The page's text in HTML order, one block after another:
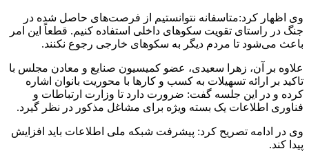
وی اظهار کرد:متاسفانه نتوانستیم از فرصت‌های حاصل شده در
جنگ در راستای تقویت سکوهای داخلی استفاده کنیم. قطعاً این امر
باعث می‌شود تا مردم دیگر به سکوهای خارجی رجوع نکنند.
علاوه بر آن، زهرا سعیدی، عضو کمیسیون صنایع و معادن مجلس با
تاکید بر ارائه تسهیلات به کسب و کارها با محوریت بانوان اشاره
کرده و در این جلسه گفت: ضرورت دارد تا وزارت ارتباطات و
فناوری اطلاعات یک بسته ویژه برای مشاغل مذکور در نظر گیرد.
وی در ادامه تصریح کرد: پیشرفت شبکه ملی اطلاعات باید افزایش
پیدا کند.